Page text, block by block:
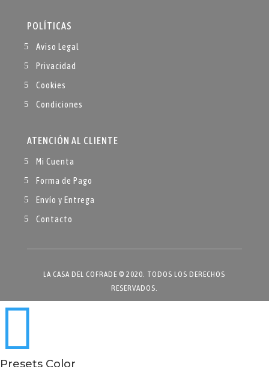
POLÍTICAS
Aviso Legal
Privacidad
Cookies
Condiciones
ATENCIÓN AL CLIENTE
Mi Cuenta
Forma de Pago
Envío y Entrega
Contacto
LA CASA DEL COFRADE © 2020. TODOS LOS DERECHOS
RESERVADOS.

Presets Color